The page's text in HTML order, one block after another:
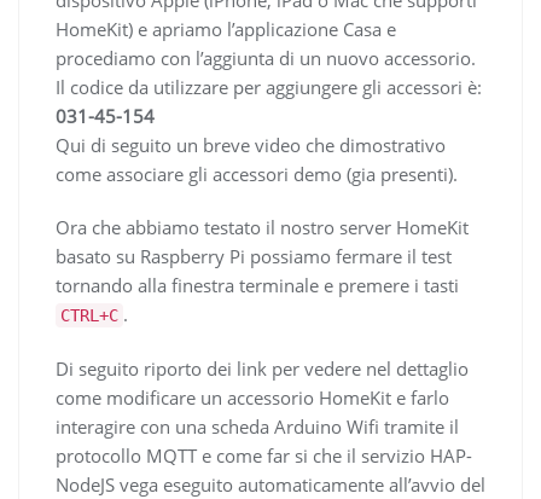
HomeKit) e apriamo l’applicazione Casa e
procediamo con l’aggiunta di un nuovo accessorio.
Il codice da utilizzare per aggiungere gli accessori è:
031-45-154
Qui di seguito un breve video che dimostrativo
come associare gli accessori demo (gia presenti).
Ora che abbiamo testato il nostro server HomeKit
basato su Raspberry Pi possiamo fermare il test
tornando alla finestra terminale e premere i tasti
CTRL+C .
Di seguito riporto dei link per vedere nel dettaglio
come modificare un accessorio HomeKit e farlo
interagire con una scheda Arduino Wifi tramite il
protocollo MQTT e come far si che il servizio HAP-
NodeJS vega eseguito automaticamente all’avvio del